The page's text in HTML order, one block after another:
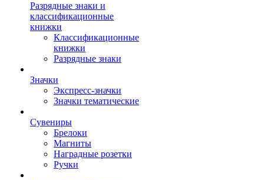
Разрядные знаки и
классификационные
книжки
Классификационные
книжки
Разрядные знаки
Значки
Экспресс-значки
Значки тематические
Сувениры
Брелоки
Магниты
Наградные розетки
Ручки